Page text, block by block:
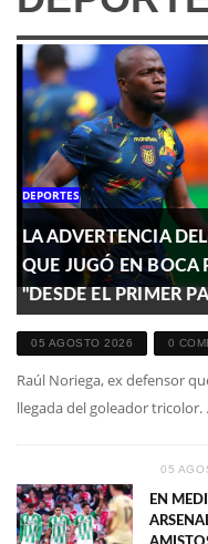
DEPORTES
LA ADVERTENCIA
QUE JUGÓ EN BOCA
"DESDE EL PRIMER
05 AGOSTO 2026 0
Raúl Noriega, ex defensor
llegada del goleador tricolor.
05
EN